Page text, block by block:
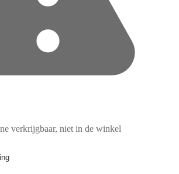
verkrijgbaar, niet in de winkel